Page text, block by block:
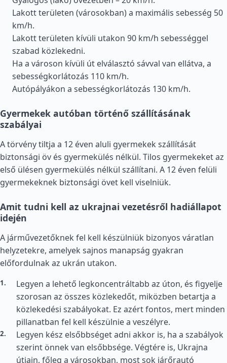
Lakott területen (városokban) a maximális sebesség 50
km/h.
Lakott területen kívüli utakon 90 km/h sebességgel
szabad közlekedni.
Ha a városon kívüli út elválasztó sávval van ellátva, a
sebességkorlátozás 110 km/h.
Autópályákon a sebességkorlátozás 130 km/h.
Gyermekek autóban történő szállításának
szabályai
A törvény tiltja a 12 éven aluli gyermekek szállítását
biztonsági öv és gyermekülés nélkül. Tilos gyermekeket az
első ülésen gyermekülés nélkül szállítani. A 12 éven felüli
gyermekeknek biztonsági övet kell viselniük.
Amit tudni kell az ukrajnai vezetésről hadiállapot
idején
A járművezetőknek fel kell készülniük bizonyos váratlan
helyzetekre, amelyek sajnos manapság gyakran
előfordulnak az ukrán utakon.
Legyen a lehető legkoncentráltabb az úton, és figyelje
szorosan az összes közlekedőt, miközben betartja a
közlekedési szabályokat. Ez azért fontos, mert minden
pillanatban fel kell készülnie a veszélyre.
Legyen kész elsőbbséget adni akkor is, ha a szabályok
szerint önnek van elsőbbsége. Végtére is, Ukrajna
útjain, főleg a városokban, most sok járőrautó